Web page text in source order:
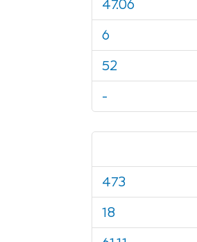
47.06
6
52
-
473
18